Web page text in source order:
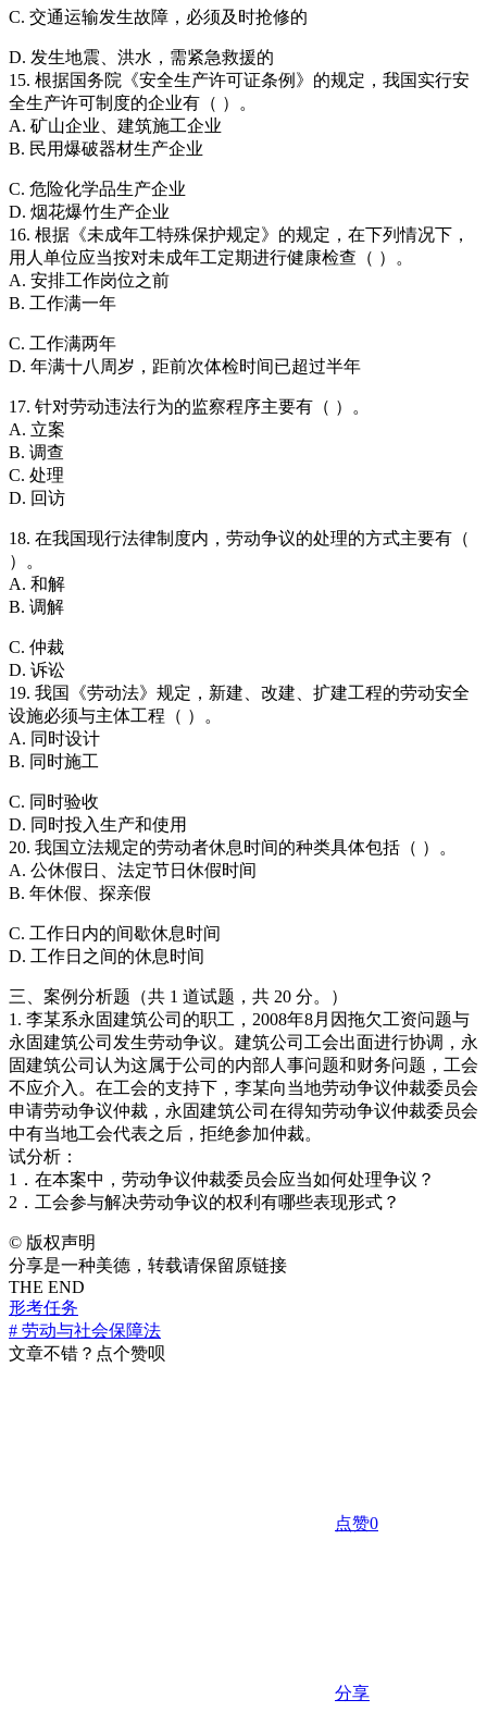
C. 交通运输发生故障，必须及时抢修的
D. 发生地震、洪水，需紧急救援的
15. 根据国务院《安全生产许可证条例》的规定，我国实行安
全生产许可制度的企业有（ ）。
A. 矿山企业、建筑施工企业
B. 民用爆破器材生产企业
C. 危险化学品生产企业
D. 烟花爆竹生产企业
16. 根据《未成年工特殊保护规定》的规定，在下列情况下，
用人单位应当按对未成年工定期进行健康检查（ ）。
A. 安排工作岗位之前
B. 工作满一年
C. 工作满两年
D. 年满十八周岁，距前次体检时间已超过半年
17. 针对劳动违法行为的监察程序主要有（ ）。
A. 立案
B. 调查
C. 处理
D. 回访
18. 在我国现行法律制度内，劳动争议的处理的方式主要有（
）。
A. 和解
B. 调解
C. 仲裁
D. 诉讼
19. 我国《劳动法》规定，新建、改建、扩建工程的劳动安全
设施必须与主体工程（ ）。
A. 同时设计
B. 同时施工
C. 同时验收
D. 同时投入生产和使用
20. 我国立法规定的劳动者休息时间的种类具体包括（ ）。
A. 公休假日、法定节日休假时间
B. 年休假、探亲假
C. 工作日内的间歇休息时间
D. 工作日之间的休息时间
三、案例分析题（共 1 道试题，共 20 分。）
1. 李某系永固建筑公司的职工，2008年8月因拖欠工资问题与
永固建筑公司发生劳动争议。建筑公司工会出面进行协调，永
固建筑公司认为这属于公司的内部人事问题和财务问题，工会
不应介入。在工会的支持下，李某向当地劳动争议仲裁委员会
申请劳动争议仲裁，永固建筑公司在得知劳动争议仲裁委员会
中有当地工会代表之后，拒绝参加仲裁。
试分析：
1．在本案中，劳动争议仲裁委员会应当如何处理争议？
2．工会参与解决劳动争议的权利有哪些表现形式？
© 版权声明
分享是一种美德，转载请保留原链接
THE END
形考任务
# 劳动与社会保障法
文章不错？点个赞呗
点赞0
分享